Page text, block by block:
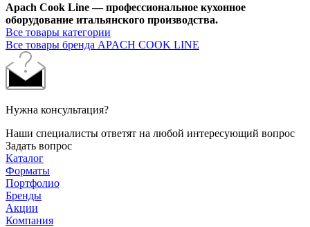
Apach Cook Line — профессиональное кухонное
оборудование итальянского производства.
Все товары категории
Все товары бренда APACH COOK LINE
Нужна консультация?
Наши специалисты ответят на любой интересующий вопрос
Задать вопрос
Каталог
Форматы
Портфолио
Бренды
Акции
Компания